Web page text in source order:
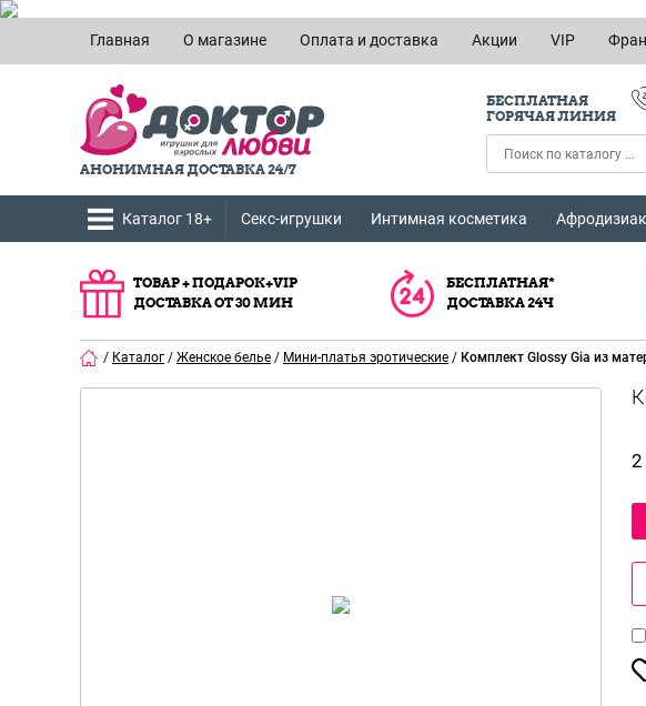
Главная О магазине Оплата и доставка Акции VIP
АНОНИМНАЯ ДОСТАВКА 24/7
БЕСПЛАТНАЯ
ГОРЯЧАЯ ЛИНИЯ
Каталог 18+ Секс-игрушки Интимная косметика
ТОВАР + ПОДАРОК+VIP
ДОСТАВКА ОТ 30 МИН
БЕСПЛАТНАЯ*
ДОСТАВКА 24Ч
/ Каталог / Женское белье / Мини-платья эротические / Комплект Glossy Gia из
2